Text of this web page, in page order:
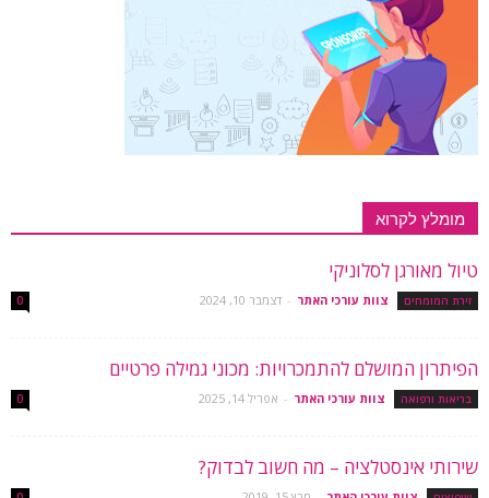
מומלץ לקרוא
טיול מאורגן לסלוניקי
זירת המומחים צוות עורכי האתר - דצמבר 10, 2024 0
הפיתרון המושלם להתמכרויות: מכוני גמילה פרטיים
בריאות ורפואה צוות עורכי האתר - אפריל 14, 2025 0
שירותי אינסטלציה – מה חשוב לבדוק?